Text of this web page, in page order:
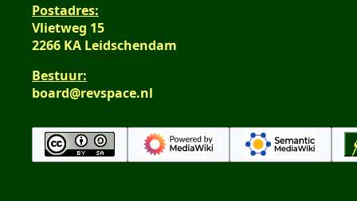
Postadres:
Vlietweg 15
2266 KA Leidschendam
Bestuur:
board@revspace.nl